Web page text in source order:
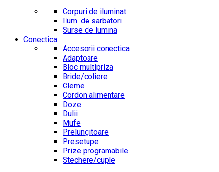
Corpuri de iluminat
Ilum. de sarbatori
Surse de lumina
Conectica
Accesorii conectica
Adaptoare
Bloc multipriza
Bride/coliere
Cleme
Cordon alimentare
Doze
Dulii
Mufe
Prelungitoare
Presetupe
Prize programabile
Stechere/cuple